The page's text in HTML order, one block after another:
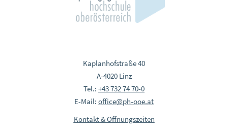
Kaplanhofstraße 40
A-4020 Linz
Tel.: +43 732 74 70-0
E-Mail: office@ph-ooe.at
Kontakt & Öffnungszeiten